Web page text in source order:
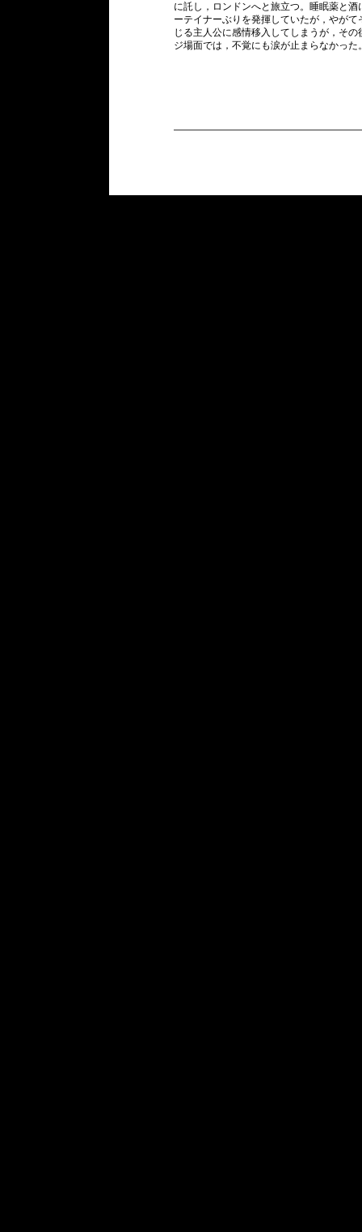
に託し，ロンドンへと旅立つ。睡眠薬と
ーテイナーぶりを発揮していたが，やが
じる主人公に感情移入してしまうが，そ
ジ場面では，不覚にも涙が止まらなかっ